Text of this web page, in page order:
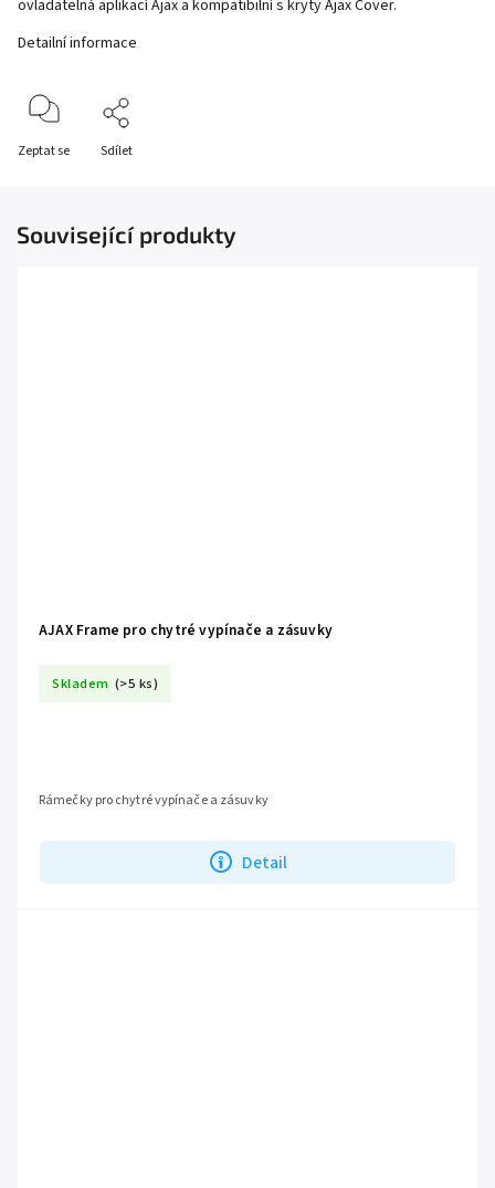
ovladatelná aplikací Ajax a kompatibilní s kryty Ajax Cover.
Detailní informace
Zeptat se Sdílet
Související produkty
AJAX Frame pro chytré vypínače a zásuvky
Skladem (>5 ks)
Detail
Rámečky pro chytré vypínače a zásuvky